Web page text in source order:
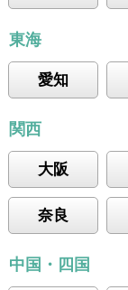
東海
愛知
関西
大阪
奈良
中国・四国